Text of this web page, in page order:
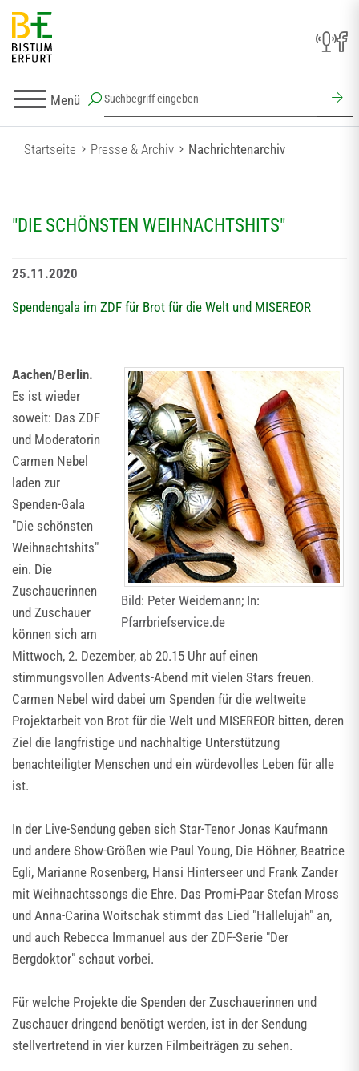
Menü
Startseite Presse & Archiv Nachrichtenarchiv
"DIE SCHÖNSTEN WEIHNACHTSHITS"
25.11.2020
Spendengala im ZDF für Brot für die Welt und MISEREOR
Bild: Peter Weidemann; In:
Pfarrbriefservice.de
Aachen/Berlin.
Es ist wieder
soweit: Das ZDF
und Moderatorin
Carmen Nebel
laden zur
Spenden-Gala
"Die schönsten
Weihnachtshits"
ein. Die
Zuschauerinnen
und Zuschauer
können sich am
Mittwoch, 2. Dezember, ab 20.15 Uhr auf einen
stimmungsvollen Advents-Abend mit vielen Stars freuen.
Carmen Nebel wird dabei um Spenden für die weltweite
Projektarbeit von Brot für die Welt und MISEREOR bitten, deren
Ziel die langfristige und nachhaltige Unterstützung
benachteiligter Menschen und ein würdevolles Leben für alle
ist.
In der Live-Sendung geben sich Star-Tenor Jonas Kaufmann
und andere Show-Größen wie Paul Young, Die Höhner, Beatrice
Egli, Marianne Rosenberg, Hansi Hinterseer und Frank Zander
mit Weihnachtssongs die Ehre. Das Promi-Paar Stefan Mross
und Anna-Carina Woitschak stimmt das Lied "Hallelujah" an,
und auch Rebecca Immanuel aus der ZDF-Serie "Der
Bergdoktor" schaut vorbei.
Für welche Projekte die Spenden der Zuschauerinnen und
Zuschauer dringend benötigt werden, ist in der Sendung
stellvertretend in vier kurzen Filmbeiträgen zu sehen.